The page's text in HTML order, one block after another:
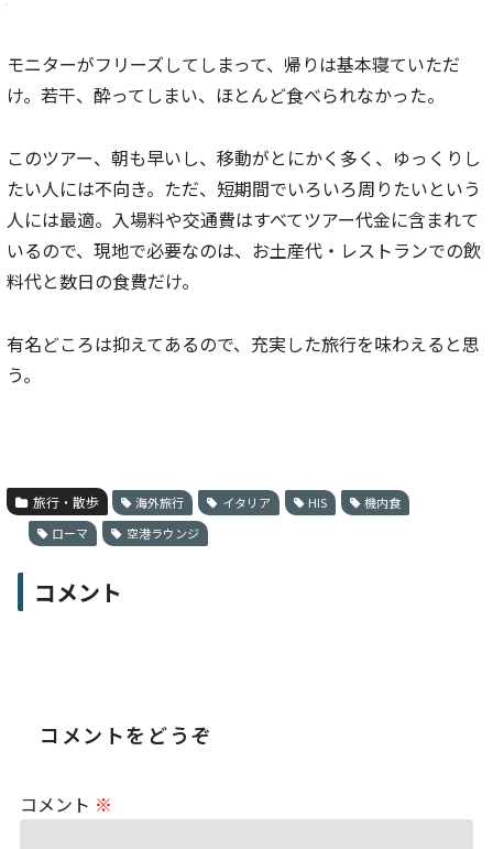
モニターがフリーズしてしまって、帰りは基本寝ていただ
け。若干、酔ってしまい、ほとんど食べられなかった。
このツアー、朝も早いし、移動がとにかく多く、ゆっくりし
たい人には不向き。ただ、短期間でいろいろ周りたいという
人には最適。入場料や交通費はすべてツアー代金に含まれて
いるので、現地で必要なのは、お土産代・レストランでの飲
料代と数日の食費だけ。
有名どころは抑えてあるので、充実した旅行を味わえると思
う。
旅行・散歩 海外旅行 イタリア HIS
機内食
ローマ
空港ラウンジ
コメント
コメントをどうぞ
コメント ※